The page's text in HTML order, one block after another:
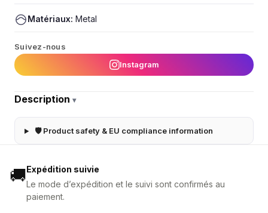
Matériaux: Metal
Suivez-nous
Instagram
Description ▾
🛡 Product safety & EU compliance information
🚚Expédition suivie
Le mode d’expédition et le suivi sont confirmés au
paiement.